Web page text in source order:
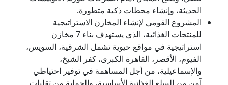
الحديثة، وإنشاء محطات ذكية متطورة.
المشروع القومي لإنشاء المخازن الاستراتيجية
للمنتجات الغذائية، الذي يستهدف بناء 7 مخازن
استراتيجية في مواقع حيوية تشمل الشرقية، السويس،
الفيوم، الأقصر، القاهرة الكبرى، كفر الشيخ،
والإسماعيلية، من أجل المساهمة في توفير احتياطي